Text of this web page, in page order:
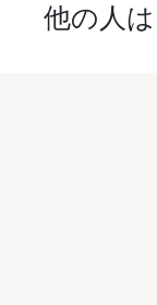
他の人